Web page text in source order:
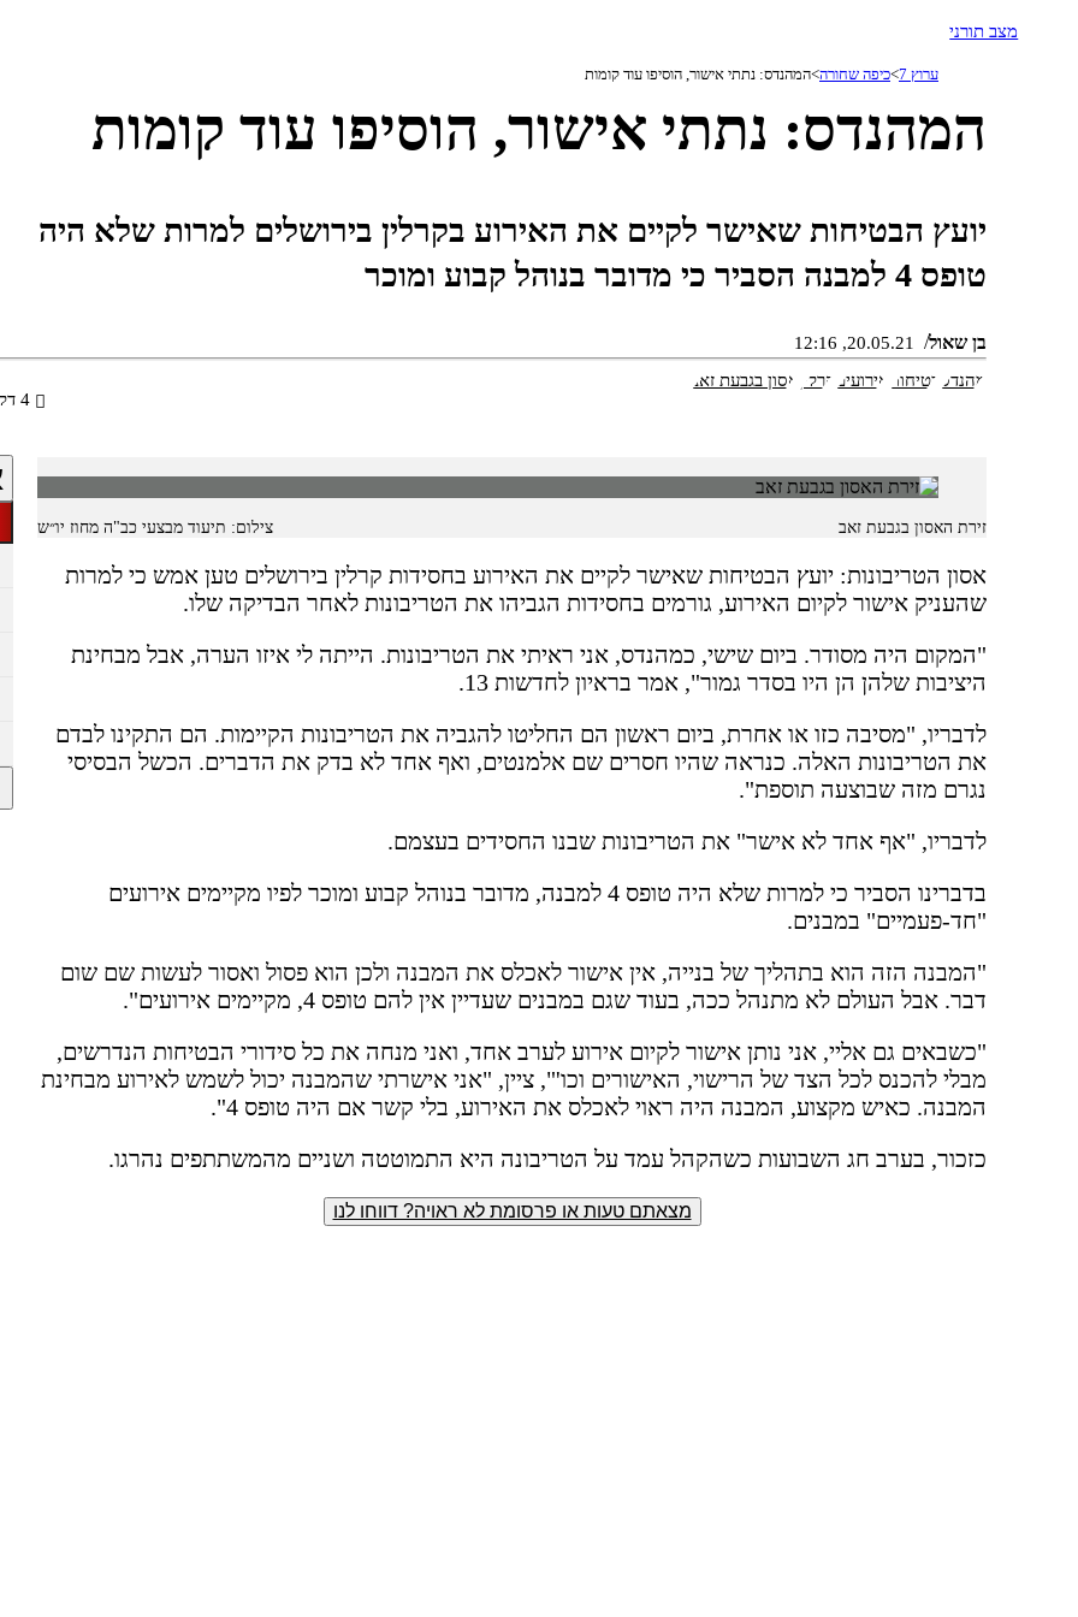
מצב תורני
ערוץ 7 כיפה שחורה המהנדס: נתתי אישור, הוסיפו עוד קומות
המהנדס: נתתי אישור, הוסיפו עוד קומות
יועץ הבטיחות שאישר לקיים את האירוע בקרלין בירושלים למרות שלא היה
טופס 4 למבנה הסביר כי מדובר בנוהל קבוע ומוכר
בן שאול
20.05.21, 12:16
מהנדס בטיחות אירועים קרלין
אסון בגבעת זאב
4 דקות
זירת האסון בגבעת זאב צילום: תיעוד מבצעי כב"ה מחוז יו״ש
אסון הטריבונות: יועץ הבטיחות שאישר לקיים את האירוע בחסידות קרלין בירושלים טען אמש כי למרות
שהעניק אישור לקיום האירוע, גורמים בחסידות הגביהו את הטריבונות לאחר הבדיקה שלו.
"המקום היה מסודר. ביום שישי, כמהנדס, אני ראיתי את הטריבונות. הייתה לי איזו הערה, אבל מבחינת
היציבות שלהן הן היו בסדר גמור", אמר בראיון לחדשות 13.
לדבריו, "מסיבה כזו או אחרת, ביום ראשון הם החליטו להגביה את הטריבונות הקיימות. הם התקינו לבדם
את הטריבונות האלה. כנראה שהיו חסרים שם אלמנטים, ואף אחד לא בדק את הדברים. הכשל הבסיסי
נגרם מזה שבוצעה תוספת".
לדבריו, "אף אחד לא אישר" את הטריבונות שבנו החסידים בעצמם.
בדברינו הסביר כי למרות שלא היה טופס 4 למבנה, מדובר בנוהל קבוע ומוכר לפיו מקיימים אירועים
"חד-פעמיים" במבנים.
"המבנה הזה הוא בתהליך של בנייה, אין אישור לאכלס את המבנה ולכן הוא פסול ואסור לעשות שם שום
דבר. אבל העולם לא מתנהל ככה, בעוד שגם במבנים שעדיין אין להם טופס 4, מקיימים אירועים".
"כשבאים גם אליי, אני נותן אישור לקיום אירוע לערב אחד, ואני מנחה את כל סידורי הבטיחות הנדרשים,
מבלי להכנס לכל הצד של הרישוי, האישורים וכו'", ציין, "אני אישרתי שהמבנה יכול לשמש לאירוע מבחינת
המבנה. כאיש מקצוע, המבנה היה ראוי לאכלס את האירוע, בלי קשר אם היה טופס 4".
כזכור, בערב חג השבועות כשהקהל עמד על הטריבונה היא התמוטטה ושניים מהמשתתפים נהרגו.
מצאתם טעות או פרסומת לא ראויה? דווחו לנו